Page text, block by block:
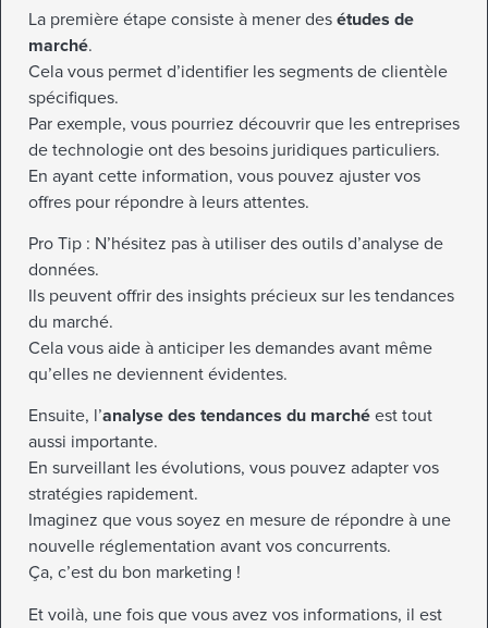
La première étape consiste à mener des études de
marché.
Cela vous permet d’identifier les segments de clientèle
spécifiques.
Par exemple, vous pourriez découvrir que les entreprises
de technologie ont des besoins juridiques particuliers.
En ayant cette information, vous pouvez ajuster vos
offres pour répondre à leurs attentes.
Pro Tip : N’hésitez pas à utiliser des outils d’analyse de
données.
Ils peuvent offrir des insights précieux sur les tendances
du marché.
Cela vous aide à anticiper les demandes avant même
qu’elles ne deviennent évidentes.
Ensuite, l’analyse des tendances du marché est tout
aussi importante.
En surveillant les évolutions, vous pouvez adapter vos
stratégies rapidement.
Imaginez que vous soyez en mesure de répondre à une
nouvelle réglementation avant vos concurrents.
Ça, c’est du bon marketing !
Et voilà, une fois que vous avez vos informations, il est